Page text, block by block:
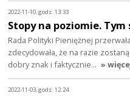
2022-11-10, godz. 13:33
Stopy na poziomie. Tym
Rada Polityki Pieniężnej
zdecydowała, że na razie
dobry znak i faktycznie… »
2022-11-03, godz. 12:24